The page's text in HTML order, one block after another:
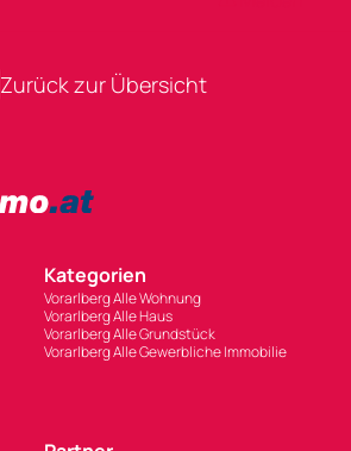
Zurück zur Übersicht
Kategorien
Vorarlberg Alle Wohnung
Vorarlberg Alle Haus
Vorarlberg Alle Grundstück
Vorarlberg Alle Gewerbliche Immobilie